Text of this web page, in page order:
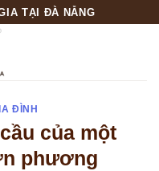
TẠI ĐÀ NẴNG
ĐÌNH
của một
phương